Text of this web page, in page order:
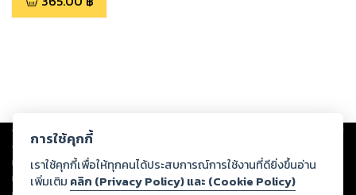
Copyright © 2026
ต่อผลงานหรือเนื้อหาใดที่อัปโหลดผ่านเว็บไซต์และปรากฏว่าละเมิดสิทธิใน
ทรัพย์สินทางปัญญาของบุคคลอื่นหรือขัดต่อกฎหมายและศีลธรรม ดังนั้น ผู้อ่าน
ทุกท่านโปรดใช้วิจารณญาณในการกลั่นกรองด้วยตนเอง และหากท่านพบว่าส่วน
การใช้คุกกี้
เราใช้คุกกี้เพื่อให้ทุกคนได้ประสบการณ์การใช้งานที่ดียิ่งขึ้นอ่าน
เพิ่มเติม คลิก (Privacy Policy) และ (Cookie Policy)